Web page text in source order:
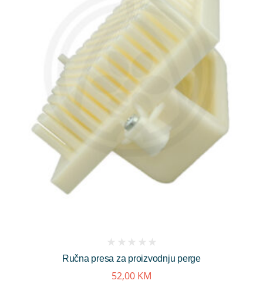
Ručna presa za proizvodnju perge
reviews)
52,00 KM